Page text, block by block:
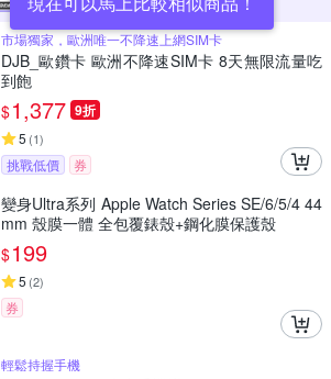
市場獨家，歐洲唯一不降速上網SIM卡
DJB_歐鑽卡 歐洲不降速SIM卡 8天無限流量吃
到飽
$1,377 9折
5 (1)
挑戰低價 券
變身Ultra系列 Apple Watch Series SE/6/5/4 44
mm 殼膜一體 全包覆錶殼+鋼化膜保護殼
$199
5 (2)
券
輕鬆持握手機